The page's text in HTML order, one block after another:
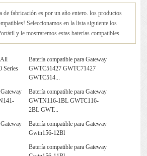
de fabricación es por un año entero. los productos
Seleccionamos en la lista siguiente los
y le mostraremos estas baterías compatibles
All
Series
Batería compatible para Gateway
GWTC51427 GWTC71427
GWTC514...
Batería compatible para Gateway
GWTN116-1BL GWTC116-
2BL GWT...
Batería compatible para Gateway
Gwtn156-12Bl
Batería compatible para Gateway